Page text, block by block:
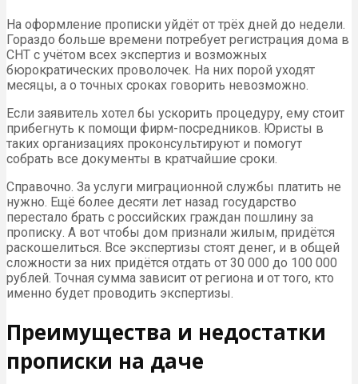
На оформление прописки уйдёт от трёх дней до недели.
Гораздо больше времени потребует регистрация дома в
СНТ с учётом всех экспертиз и возможных
бюрократических проволочек. На них порой уходят
месяцы, а о точных сроках говорить невозможно.
Если заявитель хотел бы ускорить процедуру, ему стоит
прибегнуть к помощи фирм-посредников. Юристы в
таких организациях проконсультируют и помогут
собрать все документы в кратчайшие сроки.
Справочно. За услуги миграционной службы платить не
нужно. Ещё более десяти лет назад государство
перестало брать с российских граждан пошлину за
прописку. А вот чтобы дом признали жилым, придётся
раскошелиться. Все экспертизы стоят денег, и в общей
сложности за них придётся отдать от 30 000 до 100 000
рублей. Точная сумма зависит от региона и от того, кто
именно будет проводить экспертизы.
Преимущества и недостатки
прописки на даче